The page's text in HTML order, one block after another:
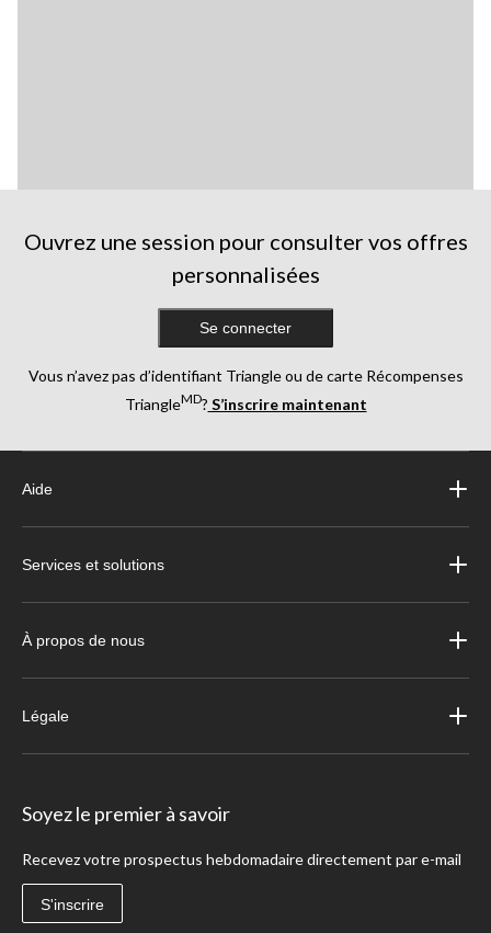
Ouvrez une session pour consulter vos offres
personnalisées
Se connecter
Vous n’avez pas d’identifiant Triangle ou de carte Récompenses
TriangleMD? S’inscrire maintenant
Aide
Services et solutions
À propos de nous
Légale
Soyez le premier à savoir
Recevez votre prospectus hebdomadaire directement par e-mail
S'inscrire